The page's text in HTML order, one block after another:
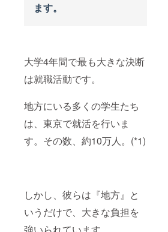
ます。
大学4年間で最も大きな決断
は就職活動です。
地方にいる多くの学生たち
は、東京で就活を行いま
す。その数、約10万人。(*1)
しかし、彼らは『地方』と
いうだけで、大きな負担を